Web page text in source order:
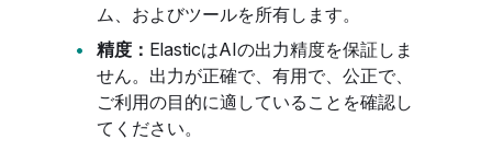
ム、およびツールを所有します。
精度： ElasticはAIの出力精度を保証しま
せん。出力が正確で、有用で、公正で、
ご利用の目的に適していることを確認し
てください。